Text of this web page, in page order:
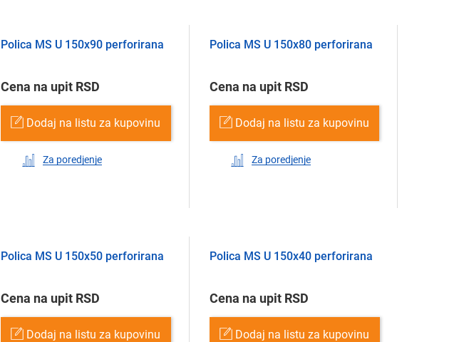
Polica MS U 150х90 perforirana
Cena na upit RSD
Dodaj na listu za kupovinu
Za poredjenje
Polica MS U 150х80 perforirana
Cena na upit RSD
Dodaj na listu za kupovinu
Za poredjenje
Polica MS U 150х50 perforirana
Cena na upit RSD
Dodaj na listu za kupovinu
Polica MS U 150х40 perforirana
Cena na upit RSD
Dodaj na listu za kupovinu